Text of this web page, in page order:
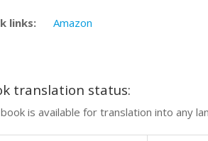
links: Amazon
translation status:
is available for translation into any